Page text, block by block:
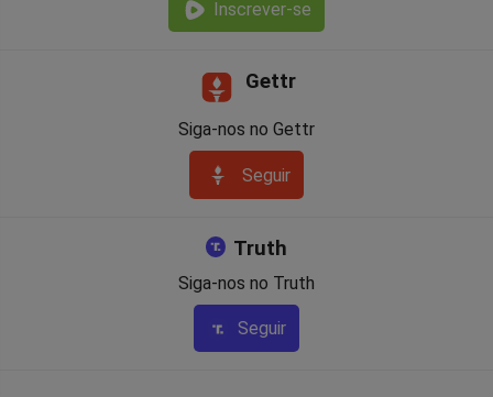
Inscrever-se
Gettr
Siga-nos no Gettr
Seguir
Truth
Siga-nos no Truth
Seguir